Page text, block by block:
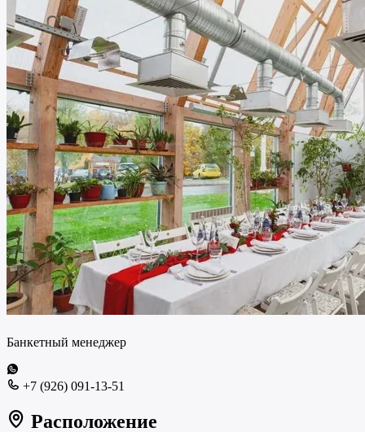
Банкетный менеджер
+7 (926) 091-13-51
Расположение